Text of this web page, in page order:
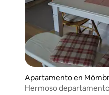
Apartamento en
Hermoso